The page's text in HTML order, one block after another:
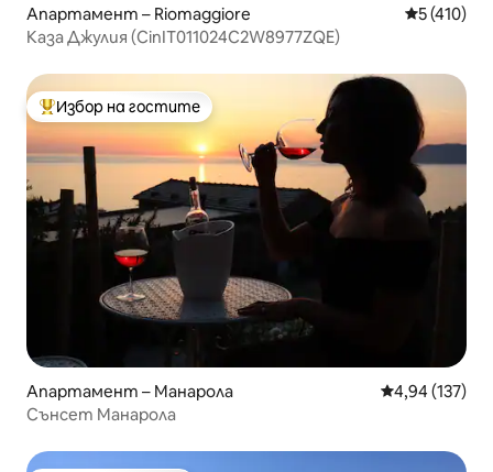
Апартамент – Riomaggiore Средна
5 (410)
Каза Джулия (CinIT011024C2W8977ZQE)
Най-популярен избор на гостите
Избор на гостите
Апартамент – Манарола Средна
4,94 (137)
Сънсет Манарола